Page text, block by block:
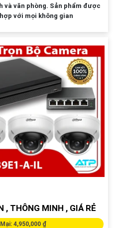
và văn phòng. Sản phẩm được
với mọi không gian
, THÔNG MINH , GIÁ RẺ
4,950,000 ₫